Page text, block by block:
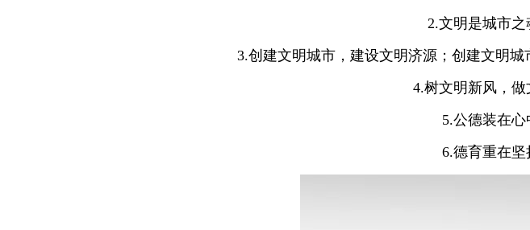
2.文明是城市
3.创建文明城市，建设文明济源；创建文明
4.树文明新风，
5.公德装在
6.德育重在